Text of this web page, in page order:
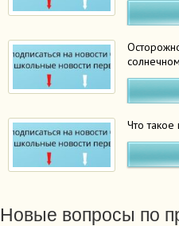
Что такое
Новые вопросы по